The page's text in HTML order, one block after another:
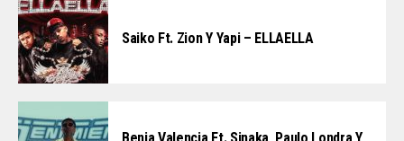
Saiko Ft. Zion Y Yapi – ELLAELLA